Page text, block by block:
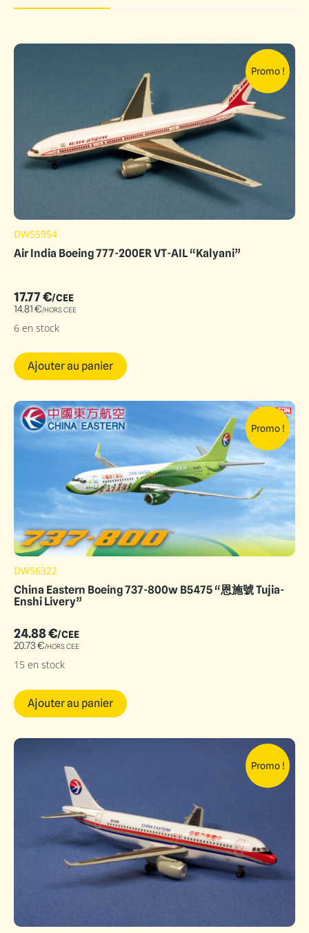
Promo !
DW55954
Air India Boeing 777-200ER VT-AIL “Kalyani”
17.77€/CEE
14.81€/HORS CEE
6 en stock
Ajouter au panier
Promo !
DW56322
China Eastern Boeing 737-800w B5475 “恩施號 Tujia-
Enshi Livery”
24.88€/CEE
20.73€/HORS CEE
15 en stock
Ajouter au panier
Promo !